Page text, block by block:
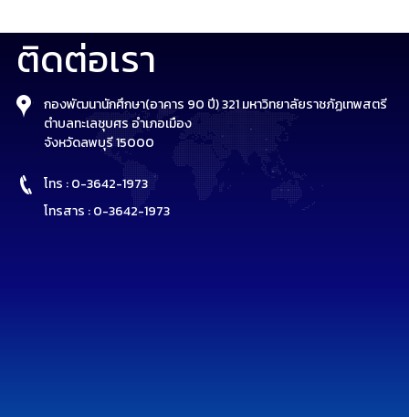
ติดต่อเรา
กองพัฒนานักศึกษา(อาคาร 90 ปี) 321 มหาวิทยาลัยราชภัฏเทพสตรี
ตำบลทะเลชุบศร อำเภอเมือง
จังหวัดลพบุรี 15000
โทร : 0-3642-1973
โทรสาร : 0-3642-1973